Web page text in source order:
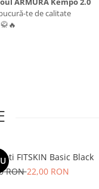
te de calitate
FITSKIN Basic Black
RON22,00 RON